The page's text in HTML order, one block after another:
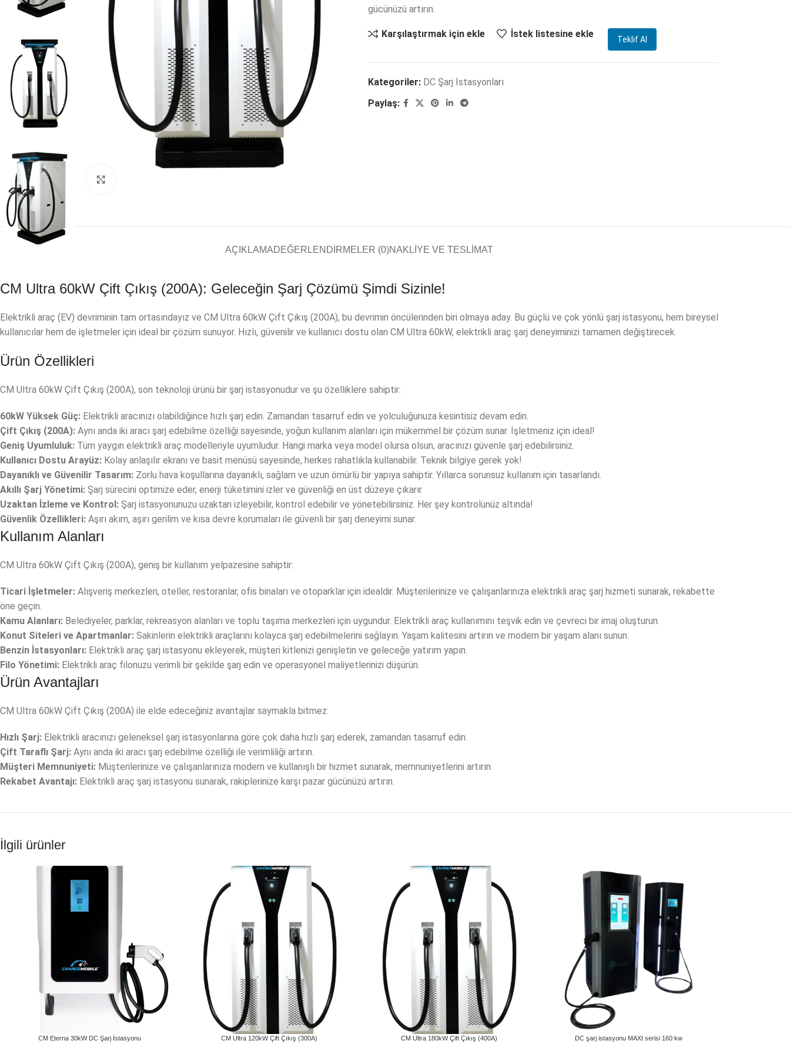
gücünüzü artırın.
Karşılaştırmak için ekle İstek listesine ekle
Teklif Al
Kategoriler: DC Şarj İstasyonları
Paylaş:
AÇIKLAMADEĞERLENDIRMELER (0)NAKLIYE VE TESLIMAT
CM Ultra 60kW Çift Çıkış (200A): Geleceğin Şarj Çözümü Şimdi Sizinle!
Elektrikli araç (EV) devriminin tam ortasındayız ve CM Ultra 60kW Çift Çıkış (200A), bu devrimin öncülerinden biri olmaya aday. Bu güçlü ve çok yönlü şarj istasyonu, hem bireysel
kullanıcılar hem de işletmeler için ideal bir çözüm sunuyor. Hızlı, güvenilir ve kullanıcı dostu olan CM Ultra 60kW, elektrikli araç şarj deneyiminizi tamamen değiştirecek.
Ürün Özellikleri
CM Ultra 60kW Çift Çıkış (200A), son teknoloji ürünü bir şarj istasyonudur ve şu özelliklere sahiptir:
60kW Yüksek Güç: Elektrikli aracınızı olabildiğince hızlı şarj edin. Zamandan tasarruf edin ve yolculuğunuza kesintisiz devam edin.
Çift Çıkış (200A): Aynı anda iki aracı şarj edebilme özelliği sayesinde, yoğun kullanım alanları için mükemmel bir çözüm sunar. İşletmeniz için ideal!
Geniş Uyumluluk: Tüm yaygın elektrikli araç modelleriyle uyumludur. Hangi marka veya model olursa olsun, aracınızı güvenle şarj edebilirsiniz.
Kullanıcı Dostu Arayüz: Kolay anlaşılır ekranı ve basit menüsü sayesinde, herkes rahatlıkla kullanabilir. Teknik bilgiye gerek yok!
Dayanıklı ve Güvenilir Tasarım: Zorlu hava koşullarına dayanıklı, sağlam ve uzun ömürlü bir yapıya sahiptir. Yıllarca sorunsuz kullanım için tasarlandı.
Akıllı Şarj Yönetimi: Şarj sürecini optimize eder, enerji tüketimini izler ve güvenliği en üst düzeye çıkarır.
Uzaktan İzleme ve Kontrol: Şarj istasyonunuzu uzaktan izleyebilir, kontrol edebilir ve yönetebilirsiniz. Her şey kontrolünüz altında!
Güvenlik Özellikleri: Aşırı akım, aşırı gerilim ve kısa devre korumaları ile güvenli bir şarj deneyimi sunar.
Kullanım Alanları
CM Ultra 60kW Çift Çıkış (200A), geniş bir kullanım yelpazesine sahiptir:
Ticari İşletmeler: Alışveriş merkezleri, oteller, restoranlar, ofis binaları ve otoparklar için idealdir. Müşterilerinize ve çalışanlarınıza elektrikli araç şarj hizmeti sunarak, rekabette
öne geçin.
Kamu Alanları: Belediyeler, parklar, rekreasyon alanları ve toplu taşıma merkezleri için uygundur. Elektrikli araç kullanımını teşvik edin ve çevreci bir imaj oluşturun.
Konut Siteleri ve Apartmanlar: Sakinlerin elektrikli araçlarını kolayca şarj edebilmelerini sağlayın. Yaşam kalitesini artırın ve modern bir yaşam alanı sunun.
Benzin İstasyonları: Elektrikli araç şarj istasyonu ekleyerek, müşteri kitlenizi genişletin ve geleceğe yatırım yapın.
Filo Yönetimi: Elektrikli araç filonuzu verimli bir şekilde şarj edin ve operasyonel maliyetlerinizi düşürün.
Ürün Avantajları
CM Ultra 60kW Çift Çıkış (200A) ile elde edeceğiniz avantajlar saymakla bitmez:
Hızlı Şarj: Elektrikli aracınızı geleneksel şarj istasyonlarına göre çok daha hızlı şarj ederek, zamandan tasarruf edin.
Çift Taraflı Şarj: Aynı anda iki aracı şarj edebilme özelliği ile verimliliği artırın.
Müşteri Memnuniyeti: Müşterilerinize ve çalışanlarınıza modern ve kullanışlı bir hizmet sunarak, memnuniyetlerini artırın.
Rekabet Avantajı: Elektrikli araç şarj istasyonu sunarak, rakiplerinize karşı pazar gücünüzü artırın.
İlgili ürünler
CM Eterna 30kW DC Şarj İstasyonu CM Ultra 120kW Çift Çıkış (300A) CM Ultra 180kW Çift Çıkış (400A) DC şarj istasyonu MAXI serisi 160 kw
Instagram
YouTube
linkedin